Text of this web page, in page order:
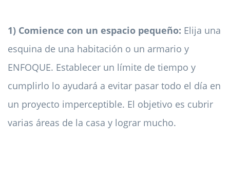
1) Comience con un espacio pequeño: Elija una
esquina de una habitación o un armario y
ENFOQUE. Establecer un límite de tiempo y
cumplirlo lo ayudará a evitar pasar todo el día en
un proyecto imperceptible. El objetivo es cubrir
varias áreas de la casa y lograr mucho.